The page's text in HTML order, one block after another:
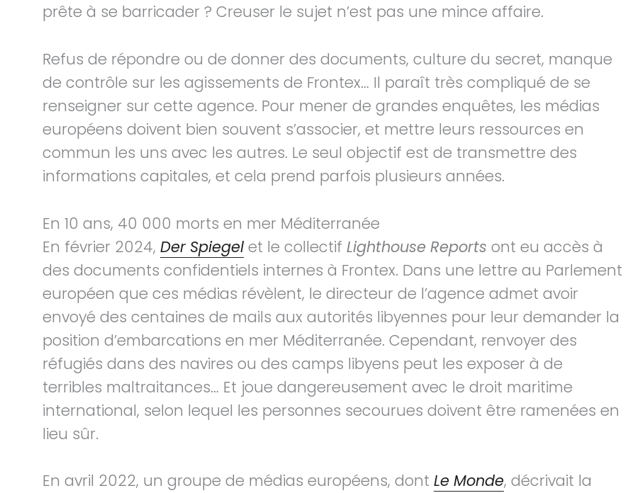
prête à se barricader ? Creuser le sujet n’est pas une mince affaire.
Refus de répondre ou de donner des documents, culture du secret, manque
de contrôle sur les agissements de Frontex… Il paraît très compliqué de se
renseigner sur cette agence. Pour mener de grandes enquêtes, les médias
européens doivent bien souvent s’associer, et mettre leurs ressources en
commun les uns avec les autres. Le seul objectif est de transmettre des
informations capitales, et cela prend parfois plusieurs années.
En 10 ans, 40 000 morts en mer Méditerranée
En février 2024, Der Spiegelet le collectif Lighthouse Reports ont eu accès à
des documents confidentiels internes à Frontex. Dans une lettre au Parlement
européen que ces médias révèlent, le directeur de l’agence admet avoir
envoyé des centaines de mails aux autorités libyennes pour leur demander la
position d’embarcations en mer Méditerranée. Cependant, renvoyer des
réfugiés dans des navires ou des camps libyens peut les exposer à de
terribles maltraitances… Et joue dangereusement avec le droit maritime
international, selon lequel les personnes secourues doivent être ramenées en
lieu sûr.
En avril 2022, un groupe de médias européens, dont Le Monde, décrivait la